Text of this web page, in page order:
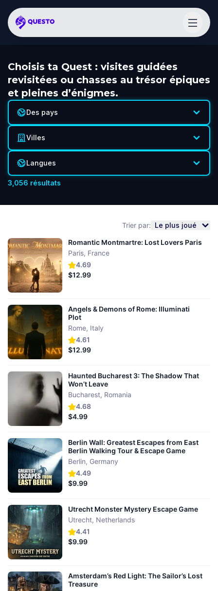
Choisis ta Quest : visites guidées
revisitées ou chasses au trésor épiques
et pleines d’énigmes.
Des pays
Villes
Langues
3,056 résultats
Trier par: Le plus joué
4.69
Romantic Montmartre: Lost Lovers Paris
Paris, France
$12.99
4.61
Angels & Demons of Rome: Illuminati
Plot
Rome, Italy
$12.99
4.68
Haunted Bucharest 3: The Shadow That
Won’t Leave
Bucharest, Romania
$4.99
4.49
Berlin Wall: Greatest Escapes from East
Berlin Walking Tour & Escape Game
Berlin, Germany
$9.99
4.41
Utrecht Monster Mystery Escape Game
Utrecht, Netherlands
$9.99
Amsterdam’s Red Light: The Sailor’s Lost
Treasure